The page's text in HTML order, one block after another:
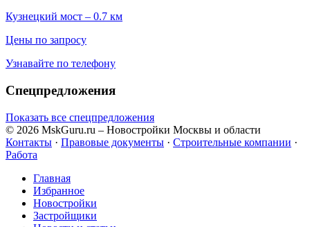
Кузнецкий мост – 0.7 км
Цены по запросу
Узнавайте по телефону
Спецпредложения
Показать все спецпредложения
© 2026 MskGuru.ru – Новостройки Москвы и области
Контакты · Правовые документы · Строительные компании ·
Работа
Главная
Избранное
Новостр ойки
Застройщики